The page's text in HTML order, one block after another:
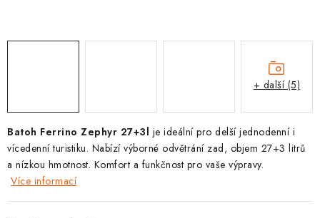
Doprava a platba Vše o nákupu Kontakty
Poradna
Batoh Ferrino Zephyr 27+3l je ideální pro delší jednodenní i
vícedenní turistiku. Nabízí výborné odvětrání zad, objem 27+3 litrů
a nízkou hmotnost. Komfort a funkčnost pro vaše výpravy.
Více informací
+ další (5)